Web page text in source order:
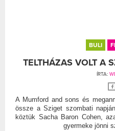
BULI
TELTHÁZAS VOLT A
ÍRTA:
A Mumford and sons és
össze a Sziget szombati
köztük Sacha Baron Cohen,
gyermeke jönni